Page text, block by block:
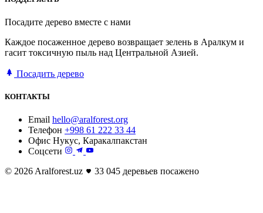
Посадите дерево вместе с нами
Каждое посаженное дерево возвращает зелень в Аралкум и
гасит токсичную пыль над Центральной Азией.
Посадить дерево
КОНТАКТЫ
Email hello@aralforest.org
Телефон +998 61 222 33 44
Офис Нукус, Каракалпакстан
Соцсети
© 2026 Aralforest.uz
33 045 деревьев посажено